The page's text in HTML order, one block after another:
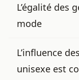
L’égalité des
mode
L’influence
unisexe est